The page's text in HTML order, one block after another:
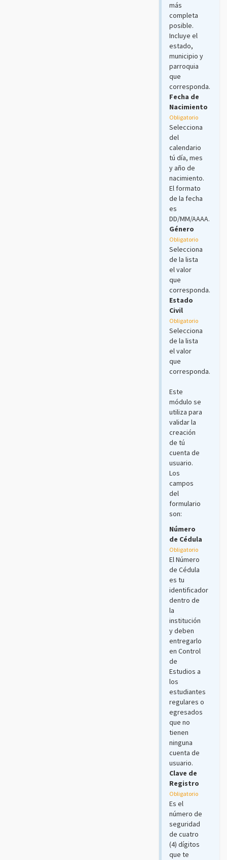
más
completa
posible.
Incluye el
estado,
municipio y
parroquia
que
corresponda.
Fecha de
Nacimiento
Obligatorio
Selecciona
del
calendario
tú día, mes
y año de
nacimiento.
El formato
de la fecha
es
DD/MM/AAAA.
Género
Obligatorio
Selecciona
de la lista
el valor
que
corresponda.
Estado
Civil
Obligatorio
Selecciona
de la lista
el valor
que
corresponda.
Este
módulo se
utiliza para
validar la
creación
de tú
cuenta de
usuario.
Los
campos
del
formulario
son:
Número
de Cédula
Obligatorio
El Número
de Cédula
es tu
identificador
dentro de
la
institución
y deben
entregarlo
en Control
de
Estudios a
los
estudiantes
regulares o
egresados
que no
tienen
ninguna
cuenta de
usuario.
Clave de
Registro
Obligatorio
Es el
número de
seguridad
de cuatro
(4) dígitos
que te